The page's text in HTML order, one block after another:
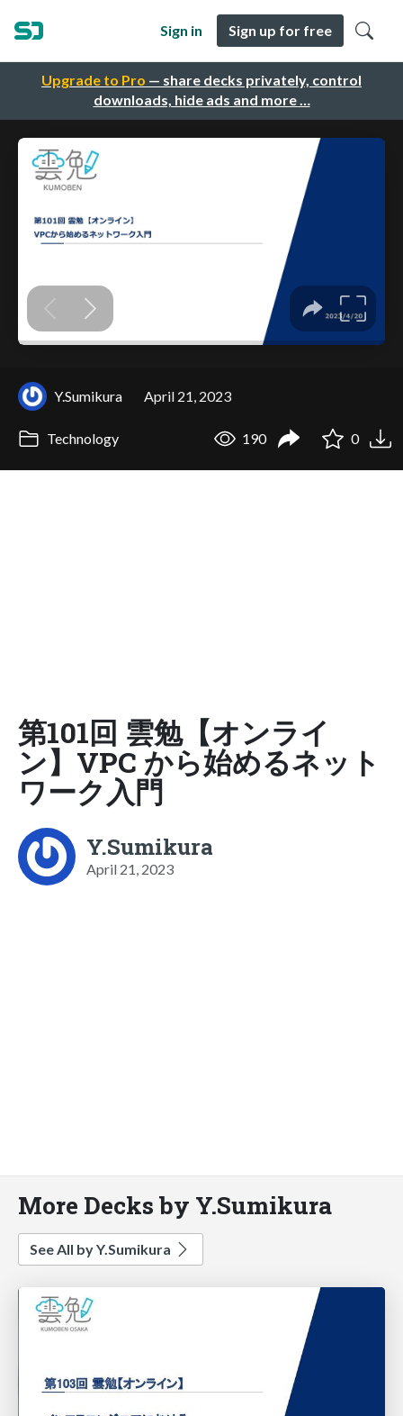
Upgrade to Pro — share decks privately, control
downloads, hide ads and more …
Sign in Sign up for free
Y.Sumikura April 21, 2023
Technology 190 0
第101回 雲勉【オンライ
ン】VPC から始めるネット
ワーク入門
Y.Sumikura
April 21, 2023
More Decks by Y.Sumikura
See All by Y.Sumikura